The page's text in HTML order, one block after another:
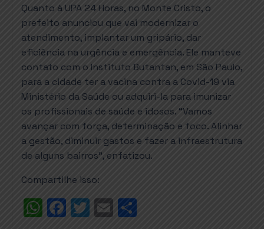
Quanto à UPA 24 Horas, no Monte Cristo, o
prefeito anunciou que vai modernizar o
atendimento, implantar um gripário, dar
eficiência na urgência e emergência. Ele manteve
contato com o Instituto Butantan, em São Paulo,
para a cidade ter a vacina contra a Covid-19 via
Ministério da Saúde ou adquiri-la para imunizar
os profissionais de saúde e idosos. “Vamos
avançar com força, determinação e foco. Alinhar
a gestão, diminuir gastos e fazer a infraestrutura
de alguns bairros”, enfatizou.
Compartilhe isso:
W F
T
E